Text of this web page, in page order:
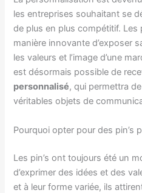
les entreprises souhaitant se
de plus en plus compétitif. Les
manière innovante d’exposer
les valeurs et l’image d’une
est désormais possible de
personnalisé, qui permettra
véritables objets de
Pourquoi opter pour des pin’s
Les pin’s ont toujours été un
d’exprimer des idées et des
et à leur forme variée, ils